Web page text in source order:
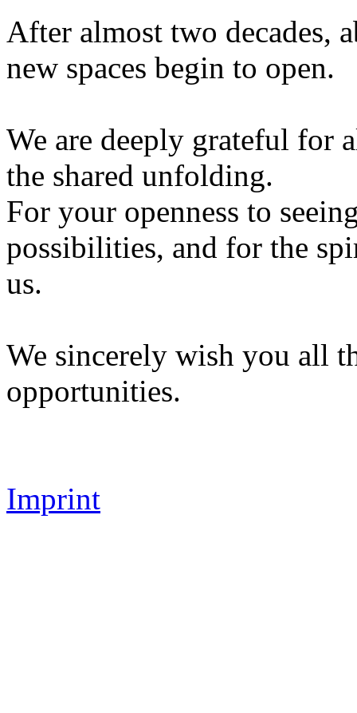
After almost two decades,
new spaces begin to open.
We are deeply grateful for
the shared unfolding.
For your openness to
possibilities, and for the
us.
We sincerely wish you all
opportunities.
Imprint